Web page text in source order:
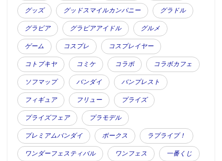
グッズ グッドスマイルカンパニー グラドル
グラビア グラビアアイドル グルメ
ゲーム コスプレ コスプレイヤー
コトブキヤ コミケ コラボ コラボカフェ
ソフマップ バンダイ バンプレスト
フィギュア フリュー プライズ
プライズフェア プラモデル
プレミアムバンダイ ボークス ラブライブ！
ワンダーフェスティバル ワンフェス 一番くじ